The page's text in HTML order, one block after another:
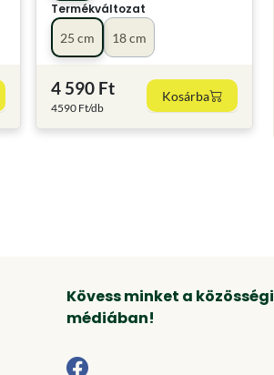
Termékváltozat
18 cm
25 cm
4 590 Ft
4590 Ft/db
Kosárba
Kövess minket a közösségi
médiában!